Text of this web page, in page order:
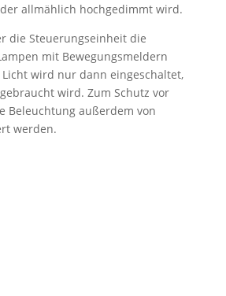
allmählich hochgedimmt wird.
die Steuerungseinheit die
mit Bewegungsmeldern
wird nur dann eingeschaltet,
wird. Zum Schutz vor
Beleuchtung außerdem von
werden.